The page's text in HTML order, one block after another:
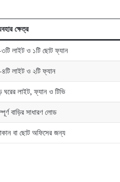
ক্ষেত্র
লাইট ও ১টি ছোট ফ্যান
লাইট ও ২টি ফ্যান
ঘরের লাইট, ফ্যান ও টিভি
বাড়ির সাধারণ লোড
বা ছোট অফিসের জন্য